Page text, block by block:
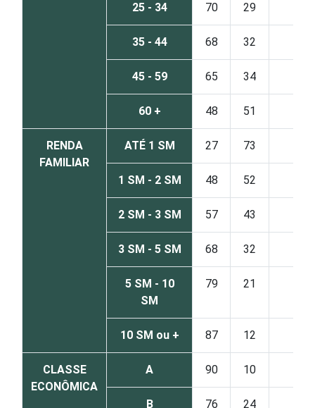
25 - 34 70 29
35 - 44 68 32
45 - 59 65 34
60 + 48 51
RENDA
FAMILIAR
ATÉ 1 SM 27 73
1 SM - 2 SM 48 52
2 SM - 3 SM 57 43
3 SM - 5 SM 68 32
5 SM - 10
SM
79 21
10 SM ou + 87 12
CLASSE
ECONÔMICA
A 90 10
B 76 24